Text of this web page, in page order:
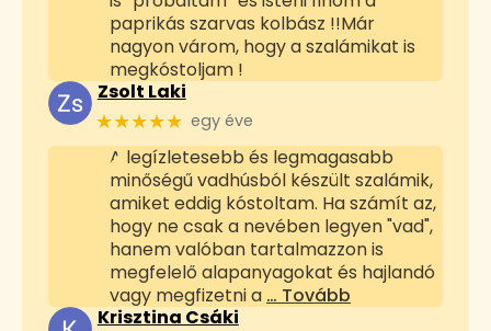
paprikás szarvas kolbász !!Már
nagyon várom, hogy a szalámikat is
megkóstoljam !
Zsolt Laki
★★★★★ egy éve
A legízletesebb és legmagasabb
minőségű vadhúsból készült szalámik,
amiket eddig kóstoltam. Ha számít az,
hogy ne csak a nevében legyen "vad",
hanem valóban tartalmazzon is
megfelelő alapanyagokat és hajlandó
vagy megfizetni a … Tovább
Krisztina Csáki